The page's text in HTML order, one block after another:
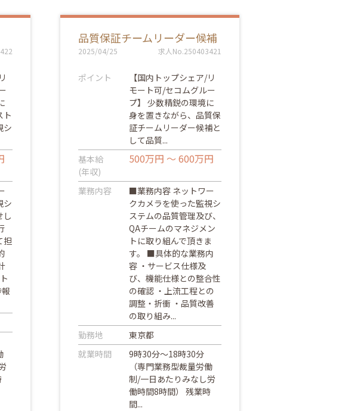
ト
シ
シ
し
担
品質保証チームリーダー候補
2025/04/25 求人No.250403421
ポイント
【国内トップシェア/リ
モート可/セコムグルー
プ】 少数精鋭の環境に
身を置きながら、品質保
証チームリーダー候補と
して品質...
基本給
(年収)
500万円 ～ 600万円
業務内容
■業務内容 ネットワー
クカメラを使った監視シ
ステムの品質管理及び、
QAチームのマネジメン
トに取り組んで頂きま
す。 ■具体的な業務内
容 ・サービス仕様及
び、機能仕様との整合性
の確認 ・上流工程との
調整・折衝 ・品質改善
の取り組み...
勤務地
東京都
就業時間
9時30分～18時30分
（専門業務型裁量労働
制/一日あたりみなし労
働時間8時間） 残業時
間...